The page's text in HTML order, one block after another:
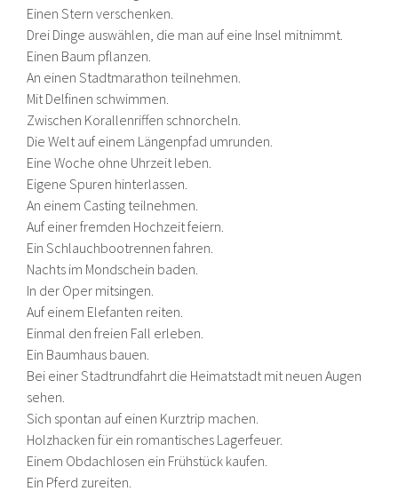
Einen Stern verschenken.
Drei Dinge auswählen, die man auf eine Insel mitnimmt.
Einen Baum pflanzen.
An einen Stadtmarathon teilnehmen.
Mit Delfinen schwimmen.
Zwischen Korallenriffen schnorcheln.
Die Welt auf einem Längenpfad umrunden.
Eine Woche ohne Uhrzeit leben.
Eigene Spuren hinterlassen.
An einem Casting teilnehmen.
Auf einer fremden Hochzeit feiern.
Ein Schlauchbootrennen fahren.
Nachts im Mondschein baden.
In der Oper mitsingen.
Auf einem Elefanten reiten.
Einmal den freien Fall erleben.
Ein Baumhaus bauen.
Bei einer Stadtrundfahrt die Heimatstadt mit neuen Augen
sehen.
Sich spontan auf einen Kurztrip machen.
Holzhacken für ein romantisches Lagerfeuer.
Einem Obdachlosen ein Frühstück kaufen.
Ein Pferd zureiten.